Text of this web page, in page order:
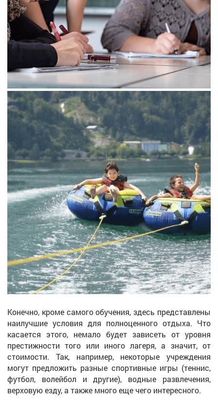
Конечно, кроме самого обучения, здесь представлены
наилучшие условия для полноценного отдыха. Что
касается этого, немало будет зависеть от уровня
престижности того или иного лагеря, а значит, от
стоимости. Так, например, некоторые учреждения
могут предложить разные спортивные игры (теннис,
футбол, волейбол и другие), водные развлечения,
верховую езду, а также много еще чего интересного.